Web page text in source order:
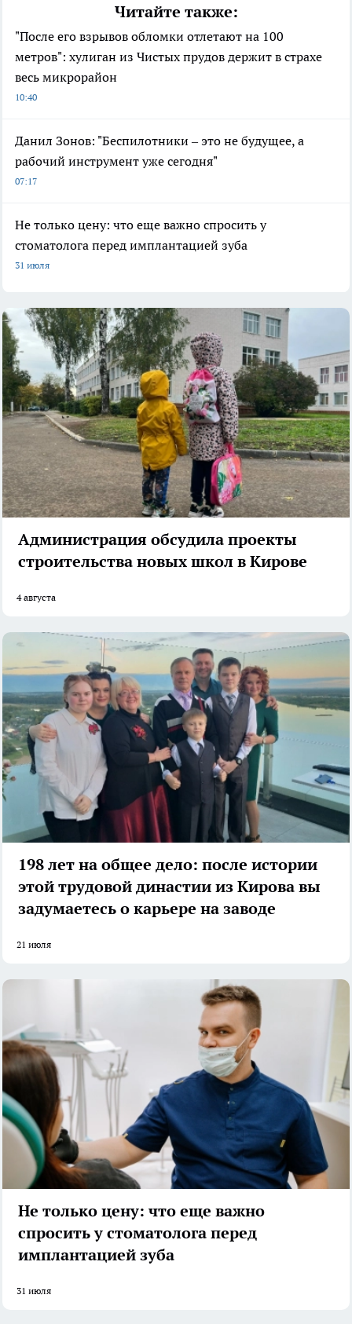
Читайте также:
"После его взрывов обломки отлетают на 100
метров": хулиган из Чистых прудов держит в страхе
весь микрорайон
10:40
Данил Зонов: "Беспилотники – это не будущее, а
рабочий инструмент уже сегодня"
07:17
Не только цену: что еще важно спросить у
стоматолога перед имплантацией зуба
31 июля
Администрация обсудила проекты
строительства новых школ в Кирове
4 августа
198 лет на общее дело: после истории
этой трудовой династии из Кирова вы
задумаетесь о карьере на заводе
21 июля
Не только цену: что еще важно
спросить у стоматолога перед
имплантацией зуба
31 июля